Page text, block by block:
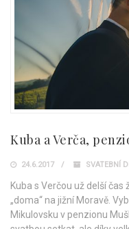
Kuba a Verča,
24.6.2017 SVATEBNÍ
Kuba s Verčou už delší čas
„doma“ na jižní Moravě.
Mikulovsku v penzionu